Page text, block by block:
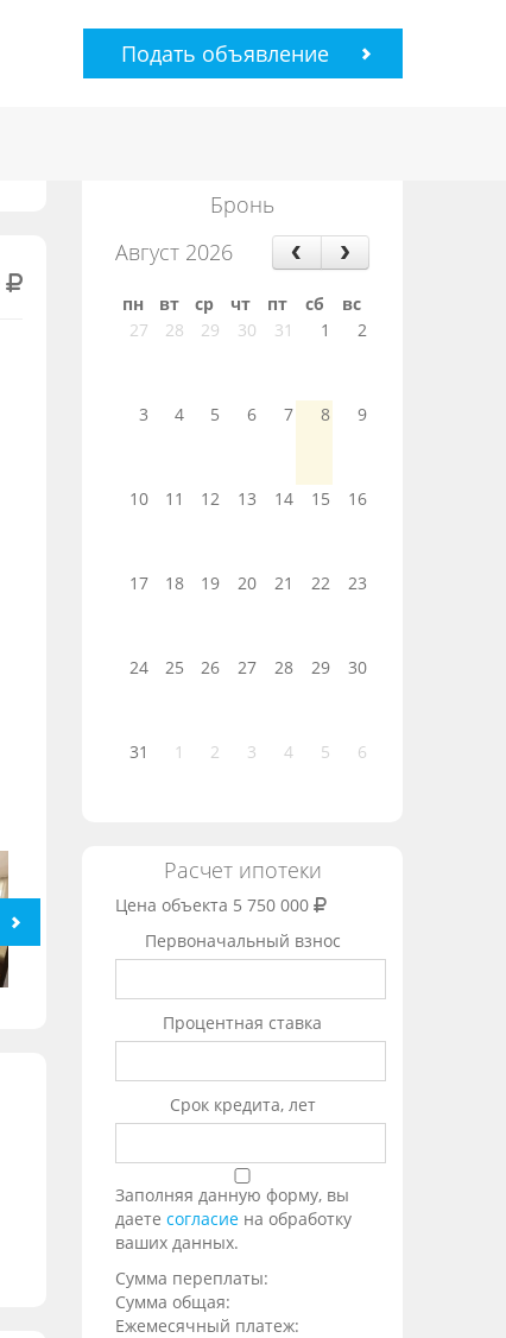
Подать объявление
Бронь
Август 2026
пн вт ср чт пт сб
вс
27
28 29 30 31 1 2
3 4 5 6 7 8 9
10 11 12 13 14 15 16
17 18 19 20 21 22 23
24 25 26 27 28 29 30
31 1 2 3 4 5 6
Расчет ипотеки
Цена объекта 5 750 000
Первоначальный взнос
Процентная ставка
Срок кредита, лет
Заполняя данную форму, вы
даете согласие на обработку
ваших данных.
Сумма переплаты:
Сумма общая:
Ежемесячный платеж: